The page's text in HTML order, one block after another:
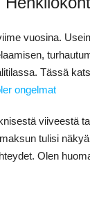
vuosina.
Tässä
ongelmat
viiveestä
tulisi
Olen